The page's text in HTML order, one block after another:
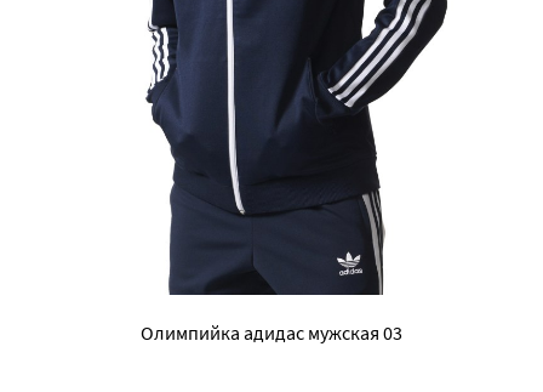
Олимпийка адидас мужская 03